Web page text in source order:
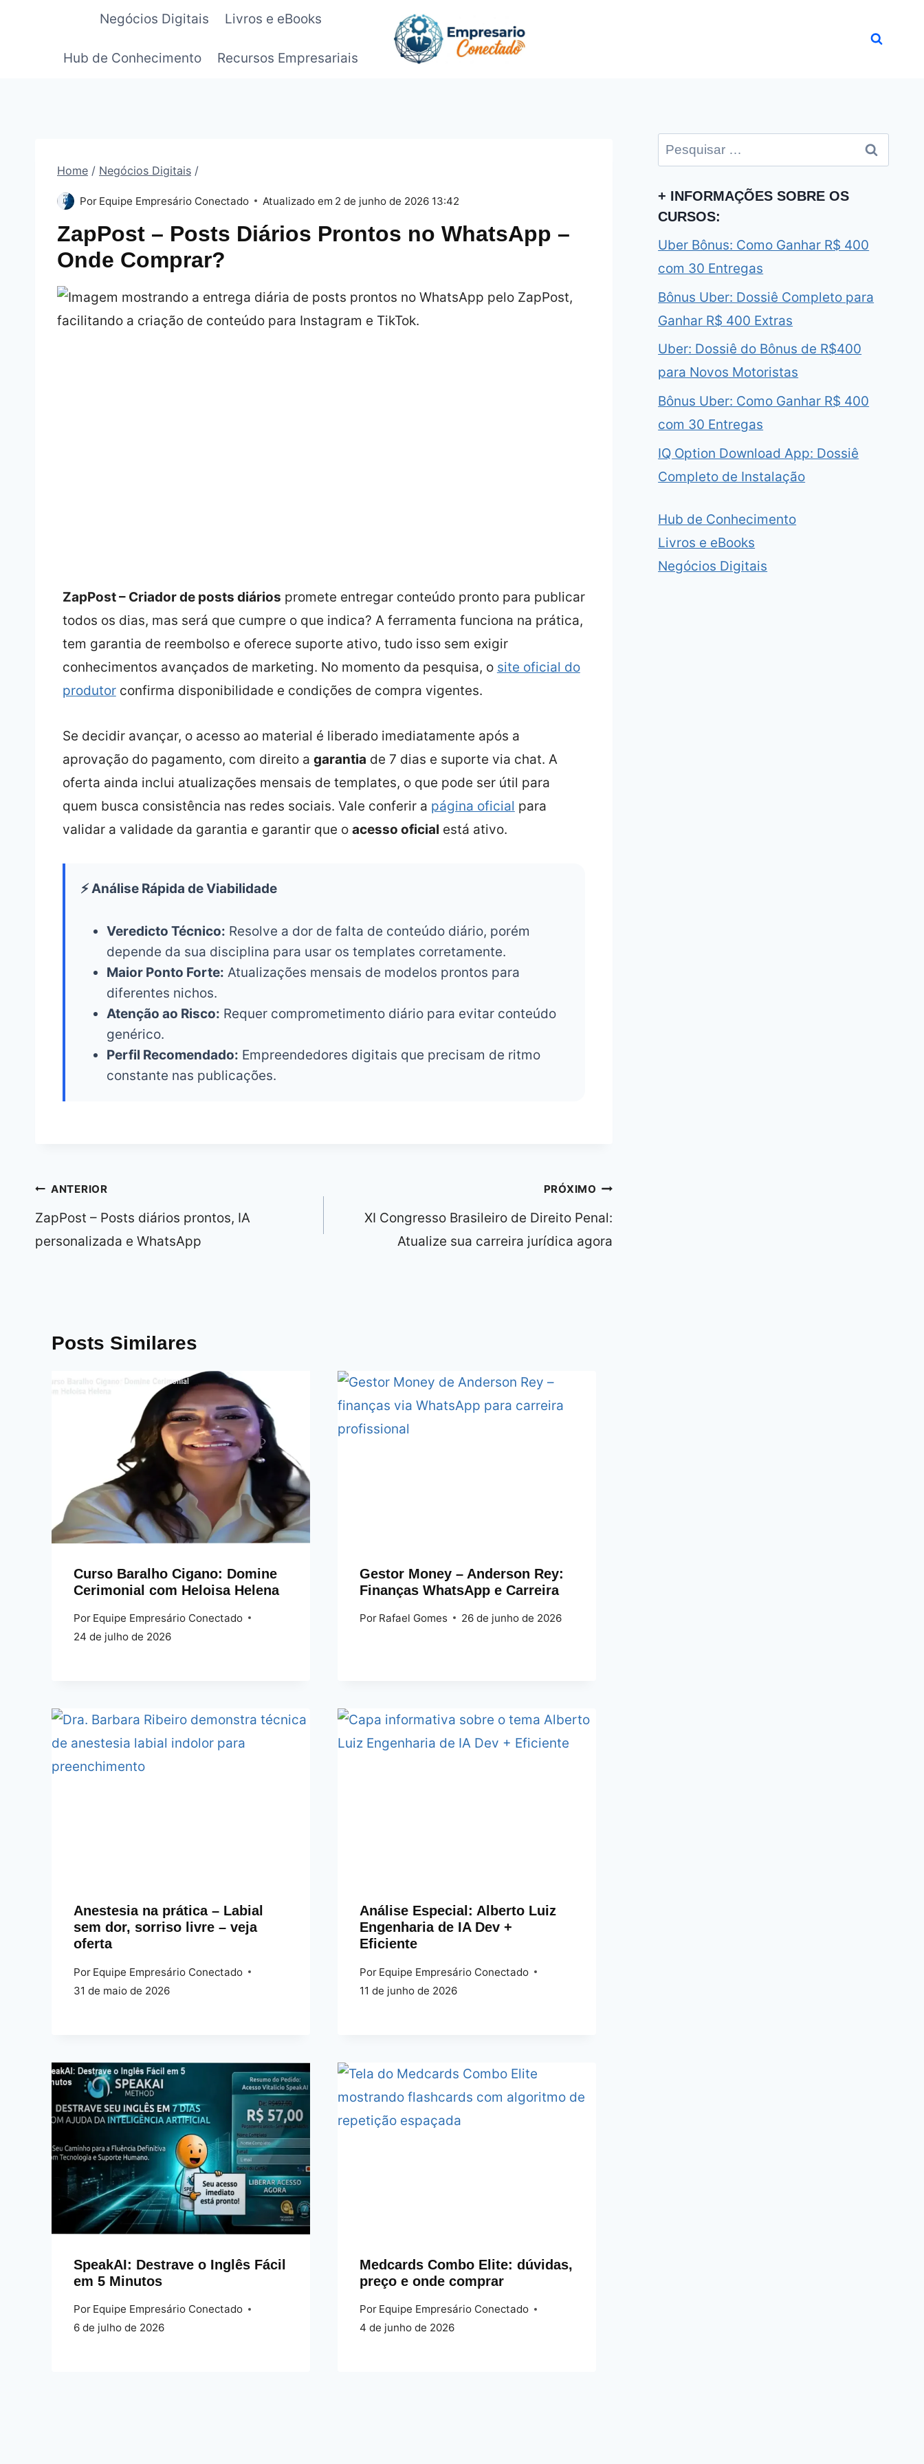
Negócios Digitais Livros e eBooks
Hub de Conhecimento Recursos Empresariais
Home / Negócios Digitais /
Por Equipe Empresário Conectado Atualizado em 2 de junho de 2026 13:42
ZapPost – Posts Diários Prontos no WhatsApp –
Onde Comprar?
ZapPost – Criador de posts diários promete entregar conteúdo pronto para publicar
todos os dias, mas será que cumpre o que indica? A ferramenta funciona na prática,
tem garantia de reembolso e oferece suporte ativo, tudo isso sem exigir
conhecimentos avançados de marketing. No momento da pesquisa, o site oficial do
produtorconfirma disponibilidade e condições de compra vigentes.
Se decidir avançar, o acesso ao material é liberado imediatamente após a
aprovação do pagamento, com direito a garantia de 7 dias e suporte via chat. A
oferta ainda inclui atualizações mensais de templates, o que pode ser útil para
quem busca consistência nas redes sociais. Vale conferir a página oficial para
validar a validade da garantia e garantir que o acesso oficial está ativo.
⚡ Análise Rápida de Viabilidade
Veredicto Técnico: Resolve a dor de falta de conteúdo diário, porém
depende da sua disciplina para usar os templates corretamente.
Maior Ponto Forte: Atualizações mensais de modelos prontos para
diferentes nichos.
Atenção ao Risco: Requer comprometimento diário para evitar conteúdo
genérico.
Perfil Recomendado: Empreendedores digitais que precisam de ritmo
constante nas publicações.
Navegação
de
Post
ANTERIOR
ZapPost – Posts diários prontos, IA
personalizada e WhatsApp
PRÓXIMO
XI Congresso Brasileiro de Direito Penal:
Atualize sua carreira jurídica agora
Posts Similares
Curso Baralho Cigano: Domine
Cerimonial com Heloisa Helena
Por Equipe Empresário Conectado
24 de julho de 2026
Gestor Money – Anderson Rey:
Finanças WhatsApp e Carreira
Por Rafael Gomes 26 de junho de 2026
Anestesia na prática – Labial
sem dor, sorriso livre – veja
oferta
Por Equipe Empresário Conectado
31 de maio de 2026
Análise Especial: Alberto Luiz
Engenharia de IA Dev +
Eficiente
Por Equipe Empresário Conectado
11 de junho de 2026
SpeakAI: Destrave o Inglês Fácil
em 5 Minutos
Por Equipe Empresário Conectado
6 de julho de 2026
Medcards Combo Elite: dúvidas,
preço e onde comprar
Por Equipe Empresário Conectado
4 de junho de 2026
Pesquisar
por:
+ INFORMAÇÕES SOBRE OS
CURSOS:
Uber Bônus: Como Ganhar R$ 400
com 30 Entregas
Bônus Uber: Dossiê Completo para
Ganhar R$ 400 Extras
Uber: Dossiê do Bônus de R$400
para Novos Motoristas
Bônus Uber: Como Ganhar R$ 400
com 30 Entregas
IQ Option Download App: Dossiê
Completo de Instalação
Hub de Conhecimento
Livros e eBooks
Negócios Digitais